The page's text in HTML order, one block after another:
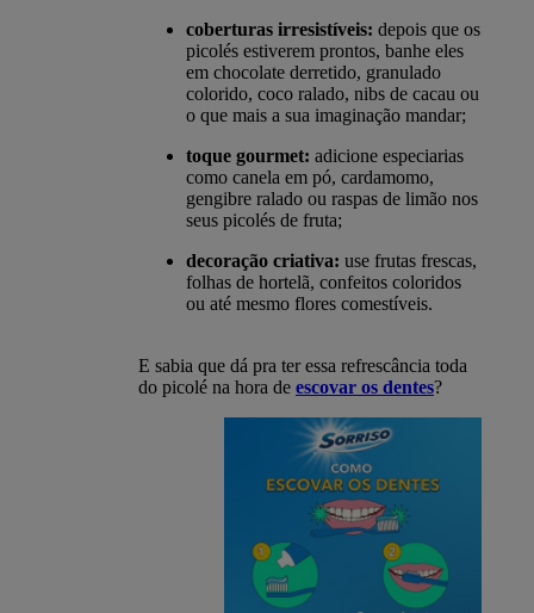
coberturas irresistíveis: depois que os
picolés estiverem prontos, banhe eles
em chocolate derretido, granulado
colorido, coco ralado, nibs de cacau ou
o que mais a sua imaginação mandar;
toque gourmet: adicione especiarias
como canela em pó, cardamomo,
gengibre ralado ou raspas de limão nos
seus picolés de fruta;
decoração criativa: use frutas frescas,
folhas de hortelã, confeitos coloridos
ou até mesmo flores comestíveis.
E sabia que dá pra ter essa refrescância toda
do picolé na hora de escovar os dentes?